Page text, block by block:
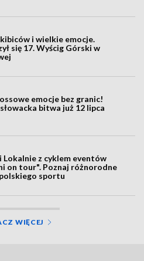
i wielkie emocje.
się 17. Wyścig Górski w
emocje bez granic!
bitwa już 12 lipca
Lokalnie z cyklem eventów
on tour". Poznaj różnorodne
sportu
WIĘCEJ